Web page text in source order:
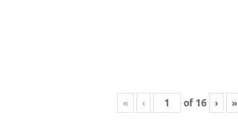
« ‹ of 16 › »